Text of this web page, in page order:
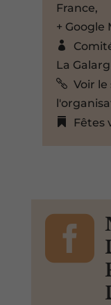
France,
+ Google
La
Voir
Fêtes
